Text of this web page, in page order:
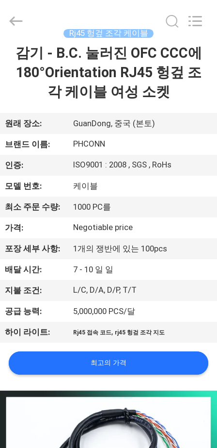
우
리
에
여
공
장
여
행
품
관
Dongguan
Penghui
Rj45 헝겊 조각 케이블
감기 - B.C. 눌러진 OFC CCC에
180°Orientation RJ45 헝겊 조
각 케이블 여성 소켓
원래 장소: GuanDong, 중국 (본토)
브랜드 이름: PHCONN
인증: ISO9001 : 2008 , SGS , RoHs
모델 번호: 케이블
최소 주문 수량: 1000 PC를
가격: Negotiable price
포장 세부 사항: 1개의 쟁반에 있는 100pcs
배달 시간: 7 - 10 일 일
지불 조건: L/C, D/A, D/P, T/T
공급 능력: 5,000,000 PCS/달
하이 라이트: Rj45 접속 코드, rj45 헝겊 조각 지도
최고의 가격